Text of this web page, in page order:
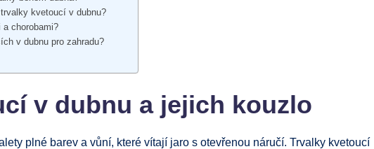
kvetoucí v dubnu?
chorobami?
v dubnu pro zahradu?
v dubnu a jejich kouzlo
plné barev a vůní, které vítají jaro s otevřenou náručí. Trvalky kvetoucí